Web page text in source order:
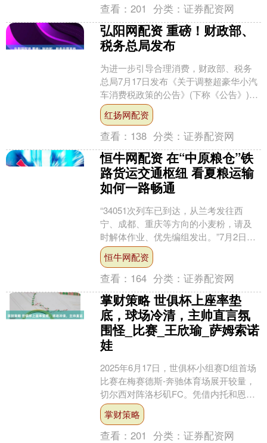
查看：201 分类：证券配资网
弘阳网配资 重磅！财政部、
税务总局发布
为进一步引导合理消费，财政部、税务
总局7月17日发布《关于调整超豪华小汽
车消费税政策的公告》(下称《公告》)，
将超豪华小汽车征收门槛从“每辆零售价
格130万元”....
红扬网配资
查看： 138 分类：证券配资网
恒牛网配资 在“中原粮仓”铁
路货运交通枢纽 看夏粮运输
如何一路畅通
“34051次列车已到达，从兰考发往西
宁、成都、重庆等方向的小麦粉，请及
时解体作业、优先编组发出。”7月2日早7
点，在河南省郑州市郑州北站调度指挥
中心，值班站长....
恒牛网配资
查看： 164 分类：证券配资网
掌财策略 世俱杯上座率垫
底，球场冷清，主帅直言氛
围怪_比赛_王欣瑜_萨姆索诺
娃
2025年6月17日，世俱杯小组赛D组首场
比赛在梅赛德斯-奔驰体育场展开较量，
切尔西对阵洛杉矶FC。凭借内托和恩佐
的进球，切尔西以2-0战胜了对手，顺利
取得了比....
掌财策略
查看：201 分类：证券配资网